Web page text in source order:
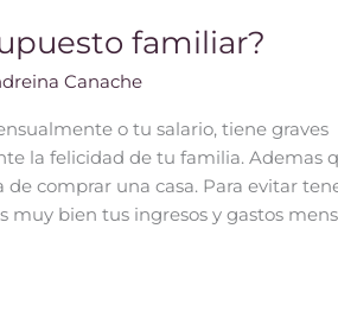
familiar?
Canache
o tu salario, tiene graves
la felicidad de tu familia. Ademas
comprar una casa. Para evitar
muy bien tus ingresos y gastos